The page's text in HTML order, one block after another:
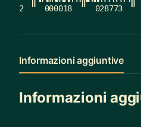
2 000018 028773
Informazioni aggiuntive
Informazioni